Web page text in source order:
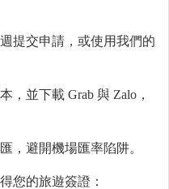
提交申請，或使用我們的
，並下載 Grab 與 Zalo，
，避開機場匯率陷阱。
您的旅遊簽證：